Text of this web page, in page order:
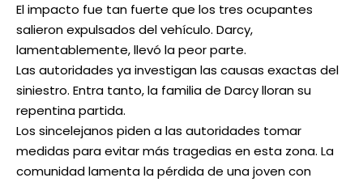
El impacto fue tan fuerte que los tres ocupantes
salieron expulsados del vehículo. Darcy,
lamentablemente, llevó la peor parte.
Las autoridades ya investigan las causas exactas del
siniestro. Entra tanto, la familia de Darcy lloran su
repentina partida.
Los sincelejanos piden a las autoridades tomar
medidas para evitar más tragedias en esta zona. La
comunidad lamenta la pérdida de una joven con